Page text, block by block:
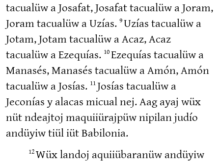
tacualüw a Josafat, Josafat tacualüw a Joram,
Joram tacualüw a Uzías. 9Uzías tacualüw a
Jotam, Jotam tacualüw a Acaz, Acaz
tacualüw a Ezequías. 10Ezequías tacualüw a
Manasés, Manasés tacualüw a Amón, Amón
tacualüw a Josías. 11Josías tacualüw a
Jeconías y alacas micual nej. Aag ayaj wüx
nüt ndeajtoj maquiiürajpüw nipilan judío
andüyiw tiül iüt Babilonia.
12Wüx landoj aquiiübaranüw andüyiw